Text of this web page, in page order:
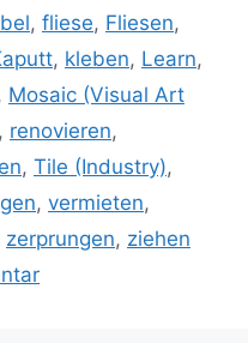
, fliese, Fliesen,
, kleben, Learn,
, Mosaic (Visual Art
, renovieren,
, Tile (Industry),
, vermieten,
zerprungen, ziehen